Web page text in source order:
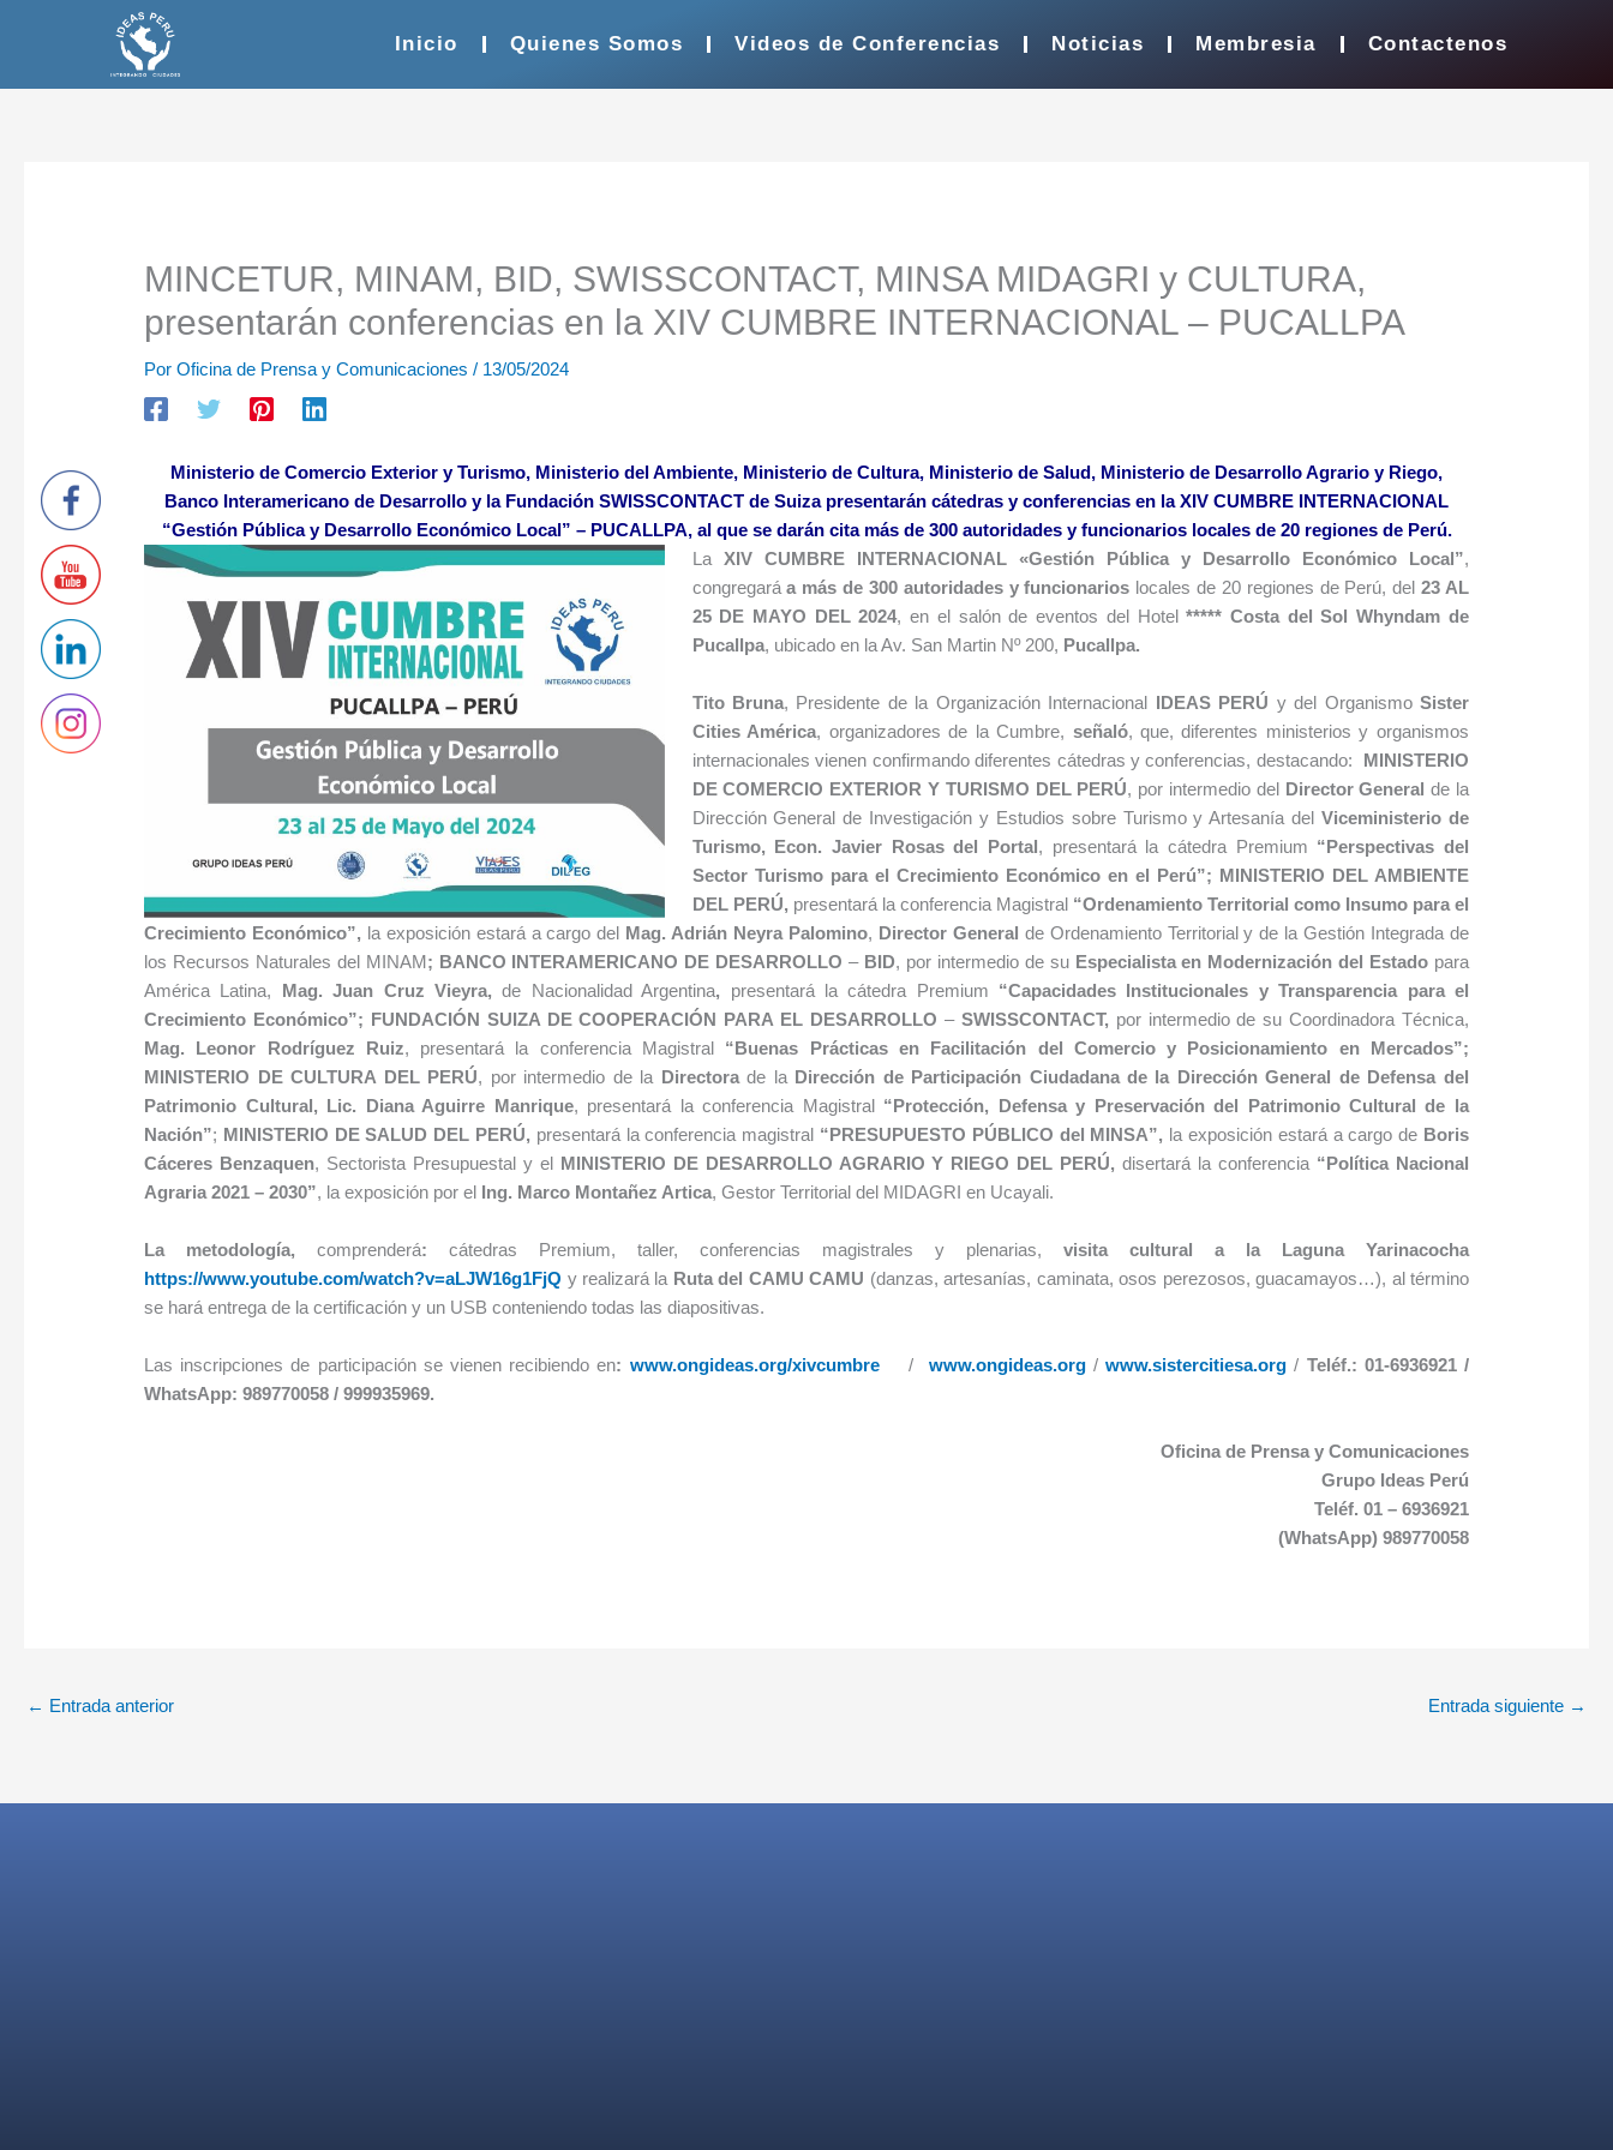
Inicio Quienes Somos Videos de Conferencias Noticias Membresia Contactenos
MINCETUR, MINAM, BID, SWISSCONTACT, MINSA MIDAGRI y CULTURA,
presentarán conferencias en la XIV CUMBRE INTERNACIONAL – PUCALLPA
PorOficina de Prensa y Comunicaciones/ 13/05/2024
Ministerio de Comercio Exterior y Turismo, Ministerio del Ambiente, Ministerio de Cultura, Ministerio de Salud, Ministerio de Desarrollo Agrario y Riego,
Banco Interamericano de Desarrollo y la Fundación SWISSCONTACT de Suiza presentarán cátedras y conferencias en la XIV CUMBRE INTERNACIONAL
“Gestión Pública y Desarrollo Económico Local” – PUCALLPA, al que se darán cita más de 300 autoridades y funcionarios locales de 20 regiones de Perú.
La XIV CUMBRE INTERNACIONAL «Gestión Pública y Desarrollo Económico Local”,
congregaráa más de 300 autoridades y funcionarios locales de 20 regiones de Perú, del23 AL
25 DE MAYO DEL 2024, en el salón de eventos del Hotel***** Costa del Sol Whyndam de
Pucallpa, ubicado en la Av. San Martin Nº 200, Pucallpa.
Tito Bruna, Presidente de la Organización Internacional IDEAS PERÚ y del Organismo Sister
Cities América, organizadores de la Cumbre, señaló, que, diferentes ministerios y organismos
internacionales vienen confirmando diferentes cátedras y conferencias, destacando: MINISTERIO
DE COMERCIO EXTERIOR Y TURISMO DEL PERÚ, por intermedio del Director General de la
Dirección General de Investigación y Estudios sobre Turismo y Artesanía delViceministerio de
Turismo, Econ. Javier Rosas del Portal, presentará la cátedra Premium “Perspectivas del
Sector Turismo para el Crecimiento Económico en el Perú”; MINISTERIO DEL AMBIENTE
DEL PERÚ, presentará la conferencia Magistral “Ordenamiento Territorial como Insumo para el
Crecimiento Económico”, la exposición estará a cargo del Mag. Adrián Neyra Palomino, Director General de Ordenamiento Territorial y de la Gestión Integrada de
los Recursos Naturales del MINAM; BANCO INTERAMERICANO DE DESARROLLO – BID, por intermedio de su Especialista en Modernización del Estado para
América Latina, Mag. Juan Cruz Vieyra,de Nacionalidad Argentina, presentará la cátedra Premium “Capacidades Institucionales y Transparencia para el
Crecimiento Económico”; FUNDACIÓN SUIZA DE COOPERACIÓN PARA EL DESARROLLO –SWISSCONTACT, por intermedio de su Coordinadora Técnica,
Mag. Leonor Rodríguez Ruiz, presentará la conferencia Magistral “Buenas Prácticas en Facilitación del Comercio y Posicionamiento en Mercados”;
MINISTERIO DE CULTURA DEL PERÚ, por intermedio de la Directorade la Dirección de Participación Ciudadana de la Dirección General de Defensa del
Patrimonio Cultural, Lic. Diana Aguirre Manrique, presentará la conferencia Magistral “Protección, Defensa y Preservación del Patrimonio Cultural de la
Nación”; MINISTERIO DE SALUD DEL PERÚ, presentará la conferencia magistral “PRESUPUESTO PÚBLICO del MINSA”, la exposición estará a cargo de Boris
Cáceres Benzaquen, Sectorista Presupuestal y el MINISTERIO DE DESARROLLO AGRARIO Y RIEGO DEL PERÚ,disertará la conferencia “Política Nacional
Agraria 2021 – 2030”, la exposición por el Ing. Marco Montañez Artica, Gestor Territorial del MIDAGRI en Ucayali.
La metodología, comprenderá:cátedras Premium, taller, conferencias magistrales y plenarias,visita cultural a la Laguna Yarinacocha
https://www.youtube.com/watch?v=aLJW16g1FjQ y realizará la Ruta del CAMU CAMU (danzas, artesanías, caminata, osos perezosos, guacamayos…), al término
se hará entrega de la certificación y un USB conteniendo todas las diapositivas.
Las inscripciones de participación se vienen recibiendo en: www.ongideas.org/xivcumbre / www.ongideas.org/www.sistercitiesa.org / Teléf.: 01-6936921 /
WhatsApp: 989770058 / 999935969.
Oficina de Prensa y Comunicaciones
Grupo Ideas Perú
Teléf. 01 – 6936921
(WhatsApp) 989770058
← Entrada anterior Entrada siguiente →